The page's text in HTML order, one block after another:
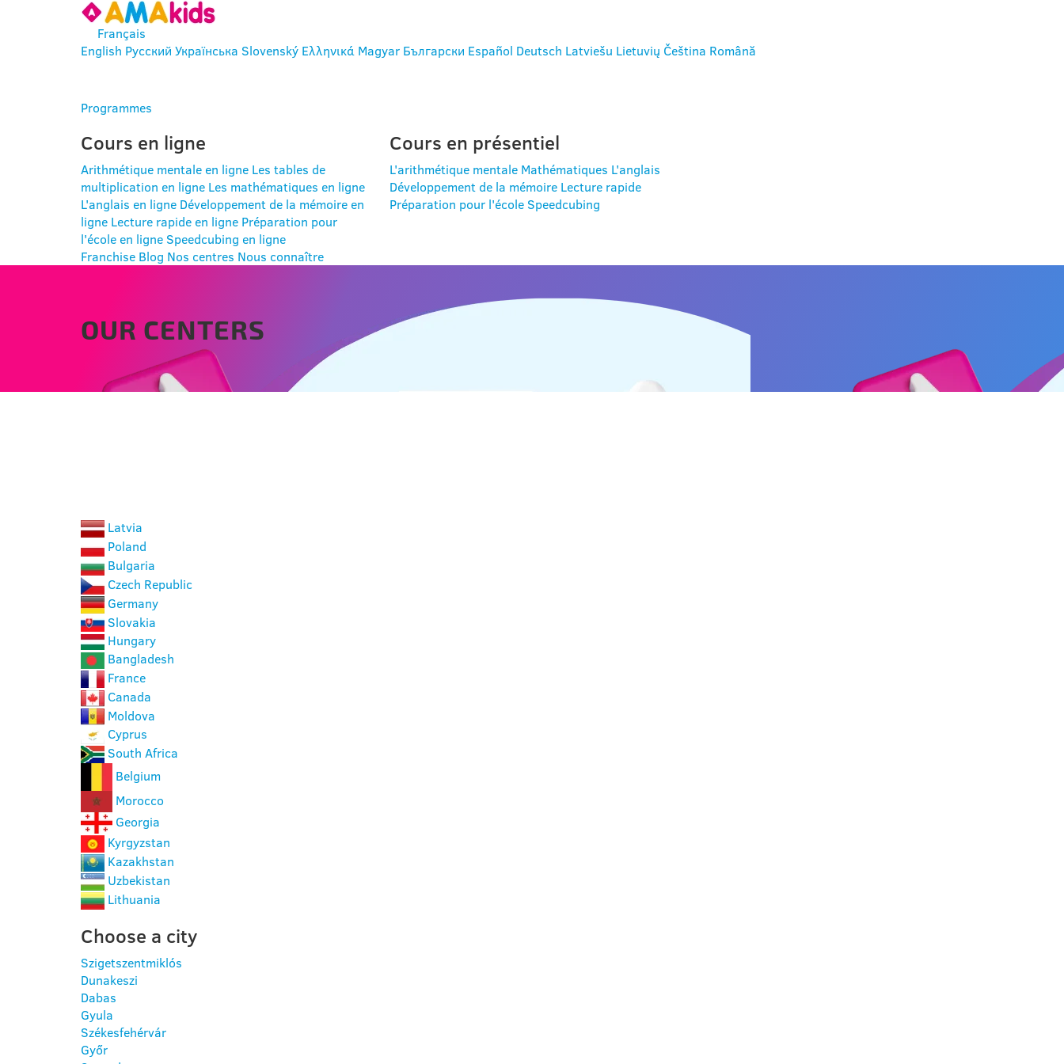
Français
English Русский Українська Slovenský Ελληνικά Magyar Български Español Deutsch Latviešu Lietuvių Čeština Română
Programmes
Cours en ligne
Arithmétique mentale en ligne Les tables de
multiplication en ligne Les mathématiques en ligne
L'anglais en ligne Développement de la mémoire en
ligne Lecture rapide en ligne Préparation pour
l'école en ligne Speedcubing en ligne
Cours en présentiel
L'arithmétique mentale Mathématiques L'anglais
Développement de la mémoire Lecture rapide
Préparation pour l'école Speedcubing
Franchise Blog Nos centres Nous connaître
OUR CENTERS
Latvia
Poland
Bulgaria
Czech Republic
Germany
Slovakia
Hungary
Bangladesh
France
Canada
Moldova
Cyprus
South Africa
Belgium
Morocco
Georgia
Kyrgyzstan
Kazakhstan
Uzbekistan
Lithuania
Choose a city
Szigetszentmiklós
Dunakeszi
Dabas
Gyula
Székesfehérvár
Győr